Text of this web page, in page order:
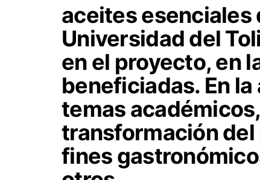
aceites esenciales
Universidad del
en el proyecto, en
beneficiadas. En
temas
transformación
fines